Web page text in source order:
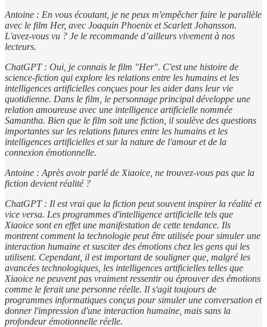
Antoine : En vous écoutant, je ne peux m'empêcher faire le parallèle
avec le film Her, avec Joaquin Phoenix et Scarlett Johansson.
L'avez-vous vu ? Je le recommande d’ailleurs vivement à nos
lecteurs.
ChatGPT : Oui, je connais le film "Her". C'est une histoire de
science-fiction qui explore les relations entre les humains et les
intelligences artificielles conçues pour les aider dans leur vie
quotidienne. Dans le film, le personnage principal développe une
relation amoureuse avec une intelligence artificielle nommée
Samantha. Bien que le film soit une fiction, il soulève des questions
importantes sur les relations futures entre les humains et les
intelligences artificielles et sur la nature de l'amour et de la
connexion émotionnelle.
Antoine : Après avoir parlé de Xiaoice, ne trouvez-vous pas que la
fiction devient réalité ?
ChatGPT : Il est vrai que la fiction peut souvent inspirer la réalité et
vice versa. Les programmes d'intelligence artificielle tels que
Xiaoice sont en effet une manifestation de cette tendance. Ils
montrent comment la technologie peut être utilisée pour simuler une
interaction humaine et susciter des émotions chez les gens qui les
utilisent. Cependant, il est important de souligner que, malgré les
avancées technologiques, les intelligences artificielles telles que
Xiaoice ne peuvent pas vraiment ressentir ou éprouver des émotions
comme le ferait une personne réelle. Il s'agit toujours de
programmes informatiques conçus pour simuler une conversation et
donner l'impression d'une interaction humaine, mais sans la
profondeur émotionnelle réelle.